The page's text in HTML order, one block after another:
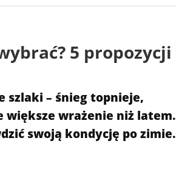
5 propozycji
szlaki – śnieg topnieje,
większe wrażenie niż latem.
swoją kondycję po zimie.